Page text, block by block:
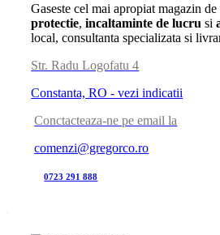
Gaseste cel mai apropiat magazin de
protectie,incaltaminte de lucru si
local, consultanta specializata si
Str. Radu Logofatu 4
Constanta, RO - vezi indicatii
Conctacteaza-ne pe email la
comenzi@gregorco.ro
0723 291 888